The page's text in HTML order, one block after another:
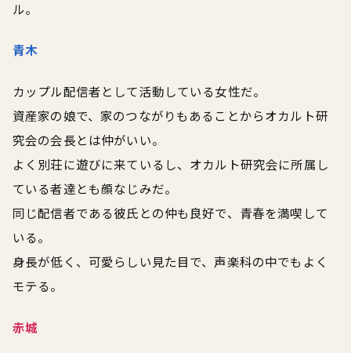
ル。
青木
カップル配信者として活動している女性だ。
資産家の娘で、家のつながりもあることからオカルト研
究会の会長とは仲がいい。
よく別荘に遊びに来ているし、オカルト研究会に所属し
ている者達とも顔なじみだ。
同じ配信者である彼氏との仲も良好で、青春を満喫して
いる。
身長が低く、可愛らしい見た目で、声楽科の中でもよく
モテる。
赤城